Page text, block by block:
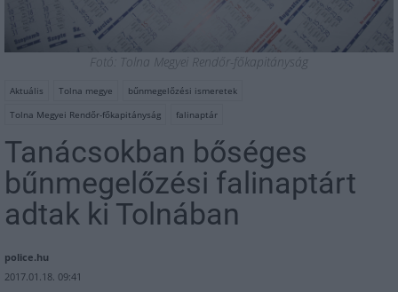
Fotó: Tolna Megyei Rendőr-főkapitányság
Aktuális Tolna megye
bűnmegelőzési ismeretek
Tolna Megyei Rendőr-főkapitányság
falinaptár
Tanácsokban bőséges
bűnmegelőzési falinaptárt
adtak ki Tolnában
police.hu
2017.01.18. 09:41